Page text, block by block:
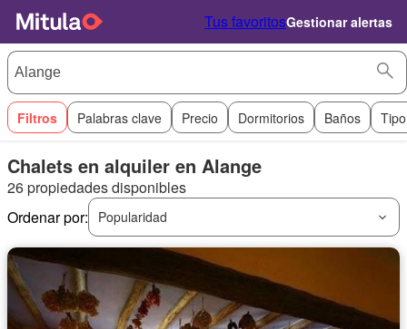
Tus favoritosGestionar alertas
Filtros Palabras clave Precio Dormitorios Baños
Chalets en alquiler en Alange
26 propiedades disponibles
Ordenar por:
Popularidad